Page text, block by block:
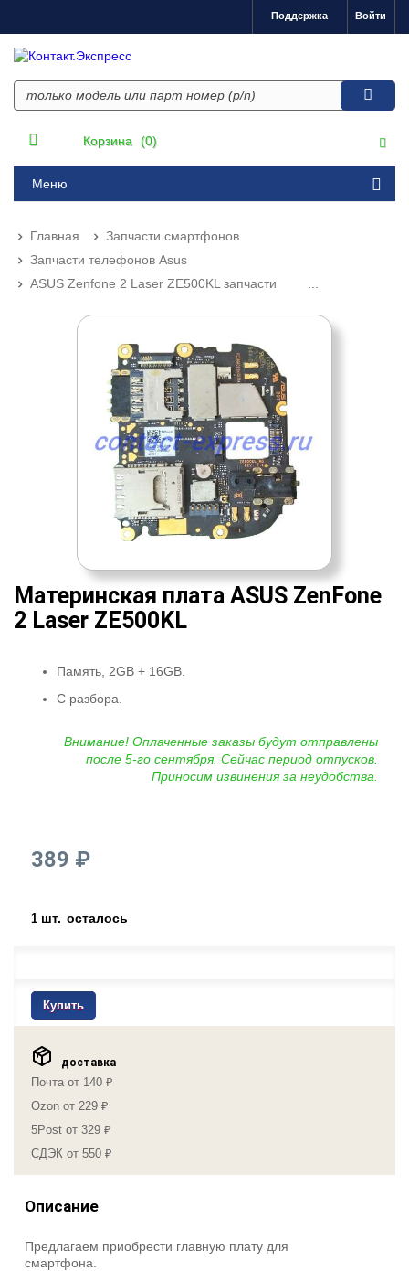
Войти
Поддержка
Корзина (0)
Меню
Главная
Запчасти смартфонов
Запчасти телефонов Asus
ASUS Zenfone 2 Laser ZE500KL запчасти
Материнская плата ASUS ZenFone
2 Laser ZE500KL
Память, 2GB + 16GB.
С разбора.
Внимание! Оплаченные заказы будут отправлены
после 5-го сентября. Сейчас период отпусков.
Приносим извинения за неудобства.
389 ₽
1 шт. осталось
Купить
доставка
Почта от 140 ₽
Ozon от 229 ₽
5Post от 329 ₽
СДЭК от 550 ₽
Описание
Предлагаем приобрести главную плату для
смартфона.